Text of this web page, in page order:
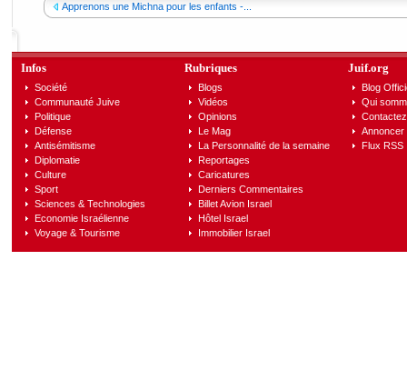
Apprenons une Michna pour les enfants -...
Infos
Société
Communauté Juive
Politique
Défense
Antisémitisme
Diplomatie
Culture
Sport
Sciences & Technologies
Economie Israélienne
Voyage & Tourisme
Rubriques
Blogs
Vidéos
Opinions
Le Mag
La Personnalité de la semaine
Reportages
Caricatures
Derniers Commentaires
Billet Avion Israel
Hôtel Israel
Immobilier Israel
Juif.org
Blog
Qui
Annoncer
Flux RSS